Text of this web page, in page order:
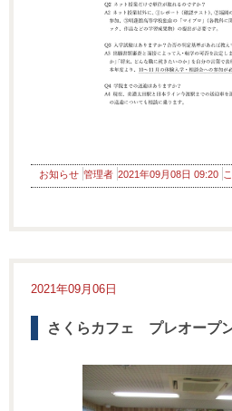
お知らせ 管理者 2021年09月08日 09:20
2021年09月06日
さくらカフェ プレオープ